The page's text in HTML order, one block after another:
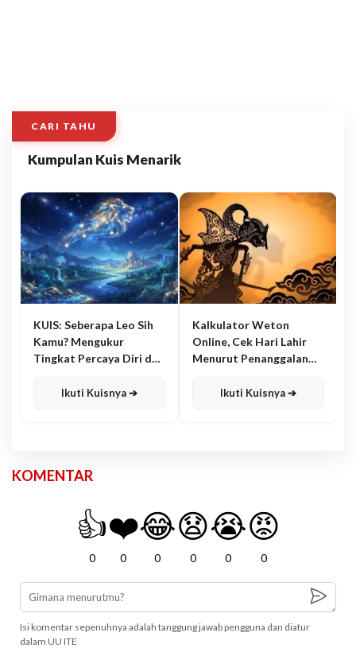
CARI TAHU
Kumpulan Kuis Menarik
KUIS: Seberapa Leo Sih
Kamu? Mengukur
Tingkat Percaya Diri dan
Ikuti Kuisnya ➔
Kalkulator Weton
Online, Cek Hari Lahir
Menurut Penanggalan
Ikuti Kuisnya ➔
KOMENTAR
👍
0
❤️
0
😂
0
😧
0
😭
0
😡
0
Isi komentar sepenuhnya adalah tanggung jawab pengguna dan diatur
dalam UU ITE